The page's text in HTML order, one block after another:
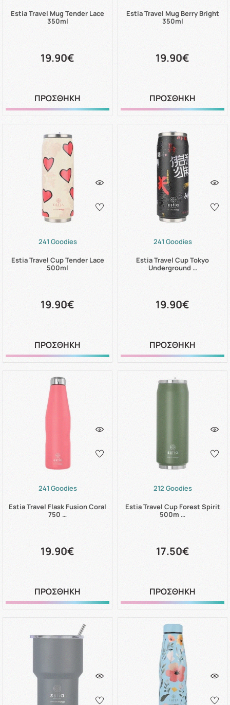
Estia Travel Mug Tender Lace
350ml
19.90€
ΠΡΟΣΘΗΚΗ
Estia Travel Mug Berry Bright
350ml
19.90€
ΠΡΟΣΘΗΚΗ
241 Goodies
Estia Travel Cup Tender Lace
500ml
19.90€
ΠΡΟΣΘΗΚΗ
241 Goodies
Estia Travel Cup Tokyo
Underground …
19.90€
ΠΡΟΣΘΗΚΗ
241 Goodies
Estia Travel Flask Fusion Coral
750 …
19.90€
ΠΡΟΣΘΗΚΗ
212 Goodies
Estia Travel Cup Forest Spirit
500m …
17.50€
ΠΡΟΣΘΗΚΗ